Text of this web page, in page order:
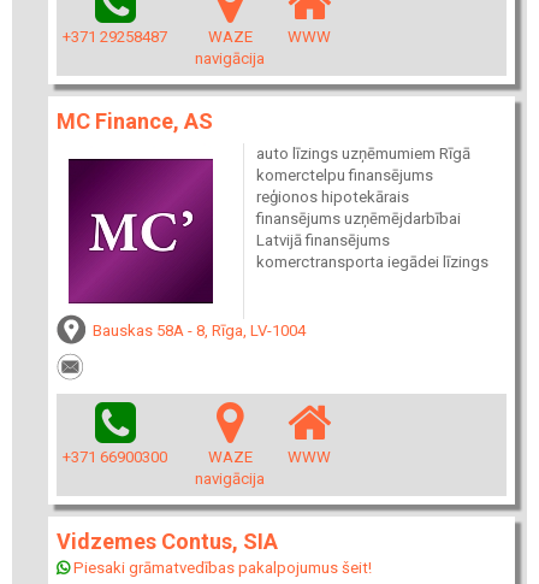
+371 29258487
WAZE
navigācija
WWW
MC Finance, AS
auto līzings uzņēmumiem Rīgā
komerctelpu finansējums
reģionos hipotekārais
finansējums uzņēmējdarbībai
Latvijā finansējums
komerctransporta iegādei līzings
Bauskas 58A - 8, Rīga, LV-1004
+371 66900300
WAZE
navigācija
WWW
Vidzemes Contus, SIA
Piesaki grāmatvedības pakalpojumus šeit!